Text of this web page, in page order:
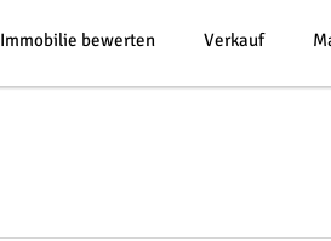
Immobilie bewerten Verkauf